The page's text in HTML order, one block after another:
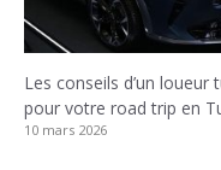
Les conseils d’un loueur
pour votre road trip en
10 mars 2026